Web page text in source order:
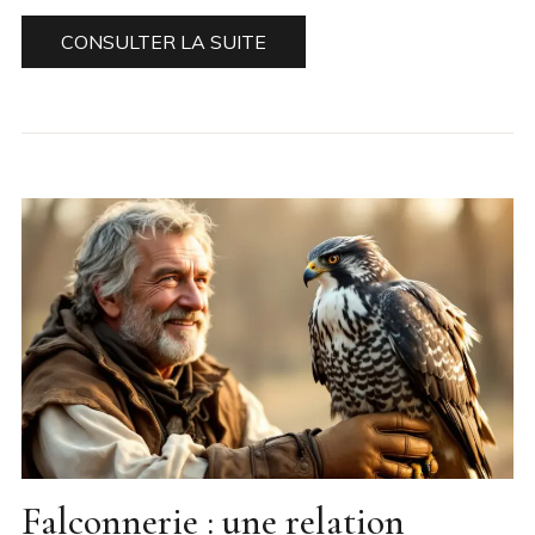
CONSULTER LA SUITE
Falconnerie : une relation